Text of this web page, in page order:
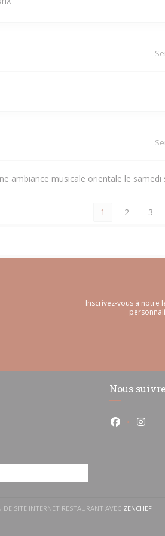
ambiance musicale orientale le samedi
1 2 3
Inscrivez-vous à
Nous suivre
Facebook
SITE INTERNET RESTAURANT AVEC ZENCHEF